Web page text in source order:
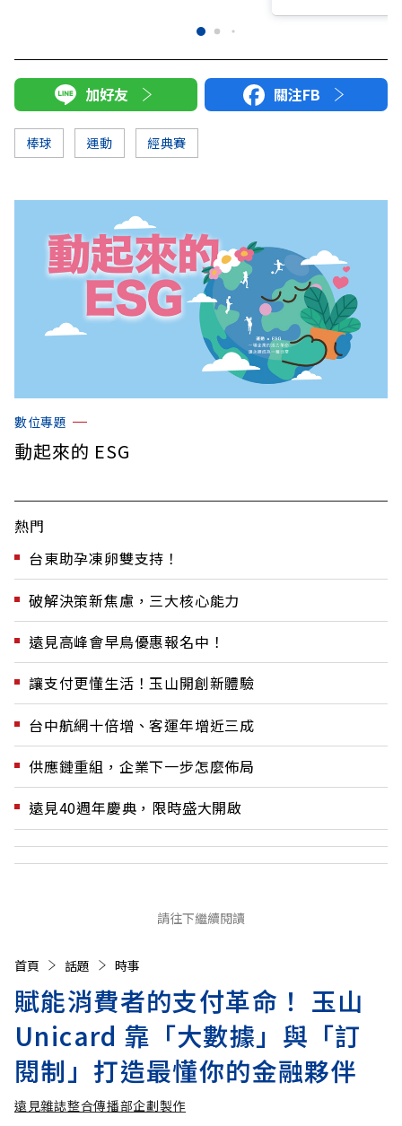
加好友 關注FB
棒球 運動 經典賽
數位專題
動起來的 ESG
熱門
台東助孕凍卵雙支持！
破解決策新焦慮，三大核心能力
遠見高峰會早鳥優惠報名中！
讓支付更懂生活！玉山開創新體驗
台中航網十倍增、客運年增近三成
供應鏈重組，企業下一步怎麼佈局
遠見40週年慶典，限時盛大開啟
請往下繼續閱讀
首頁 話題 時事
賦能消費者的支付革命！ 玉山
Unicard 靠「大數據」與「訂
閱制」打造最懂你的金融夥伴
遠見雜誌整合傳播部企劃製作